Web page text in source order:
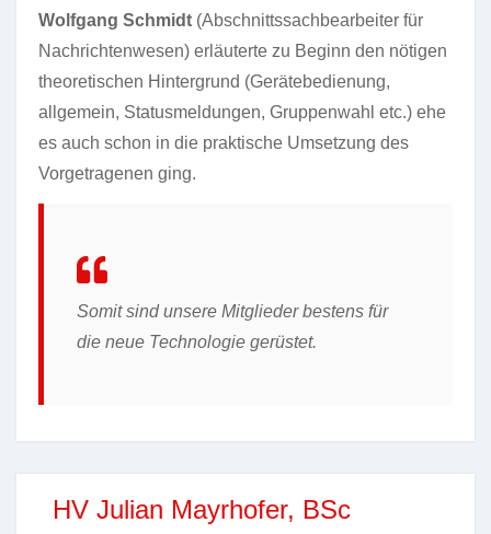
Wolfgang Schmidt (Abschnittssachbearbeiter für
Nachrichtenwesen) erläuterte zu Beginn den nötigen
theoretischen Hintergrund (Gerätebedienung,
allgemein, Statusmeldungen, Gruppenwahl etc.) ehe
es auch schon in die praktische Umsetzung des
Vorgetragenen ging.
Somit sind unsere Mitglieder bestens für
die neue Technologie gerüstet.
HV Julian Mayrhofer, BSc